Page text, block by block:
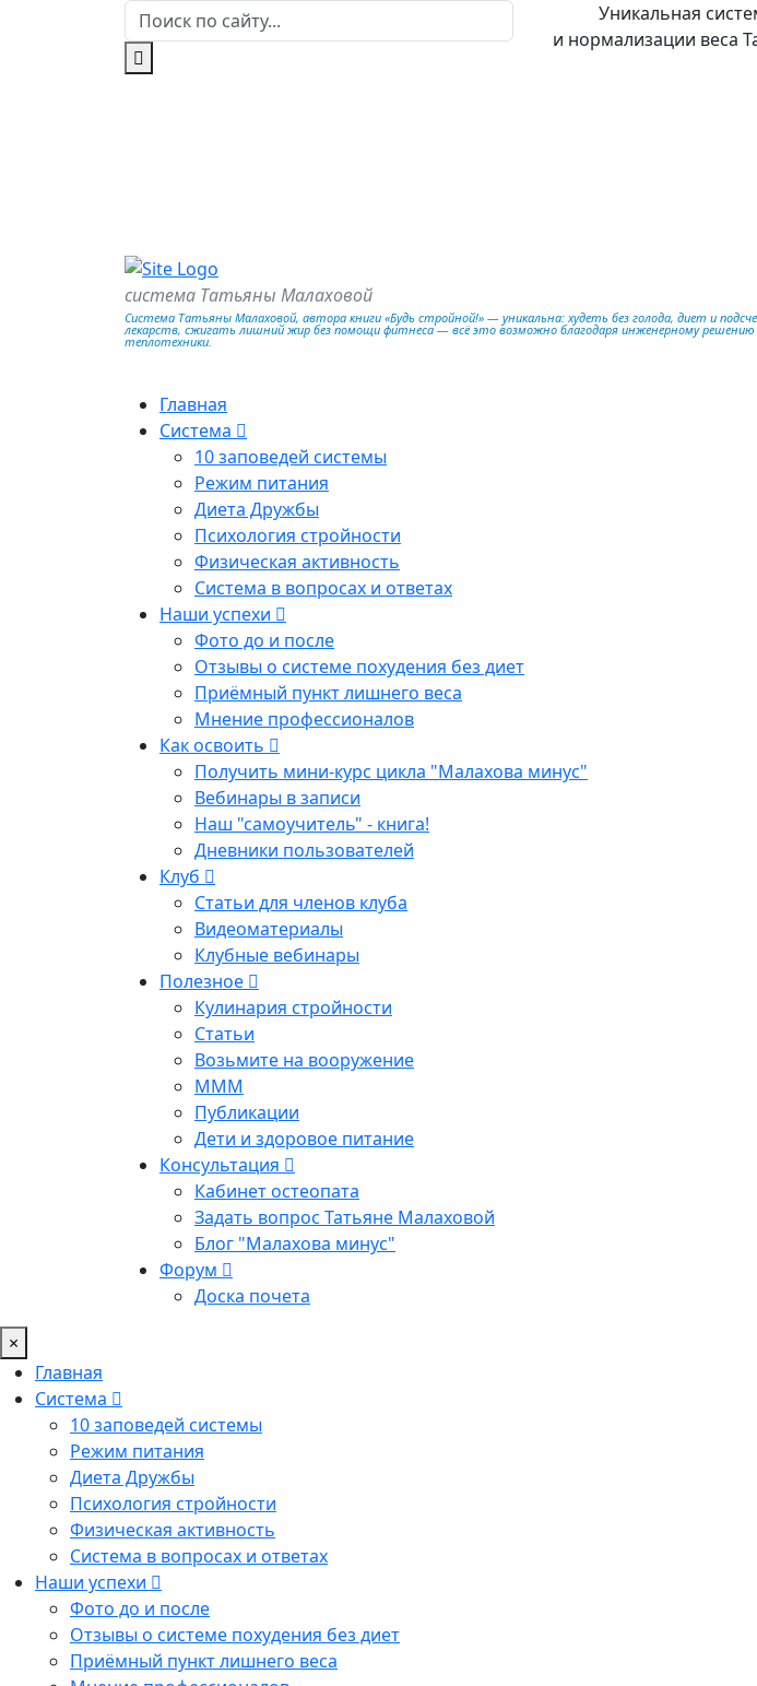
Уникальная
и нормализации веса
система Татьяны Малаховой
Система Татьяны Малаховой, автора книги «Будь стройной!» — уникальна: худеть без голода, диет и
лекарств, сжигать лишний жир без помощи фитнеса — всё это возможно благодаря инженерному
теплотехники.
Главная
Система
10 заповедей системы
Режим питания
Диета Дружбы
Психология стройности
Физическая активность
Система в вопросах и ответах
Наши успехи
Фото до и после
Отзывы о системе похудения без диет
Приёмный пункт лишнего веса
Мнение профессионалов
Как освоить
Получить мини-курс цикла "Малахова минус"
Вебинары в записи
Наш "самоучитель" - книга!
Дневники пользователей
Клуб
Статьи для членов клуба
Видеоматериалы
Клубные вебинары
Полезное
Кулинария стройности
Статьи
Возьмите на вооружение
МММ
Публикации
Дети и здоровое питание
Консультация
Кабинет остеопата
Задать вопрос Татьяне Малаховой
Блог "Малахова минус"
Форум
Доска почета
×
Главная
Система
10 заповедей системы
Режим питания
Диета Дружбы
Психология стройности
Физическая активность
Система в вопросах и ответах
Наши успехи
Фото до и после
Отзывы о системе похудения без диет
Приёмный пункт лишнего веса